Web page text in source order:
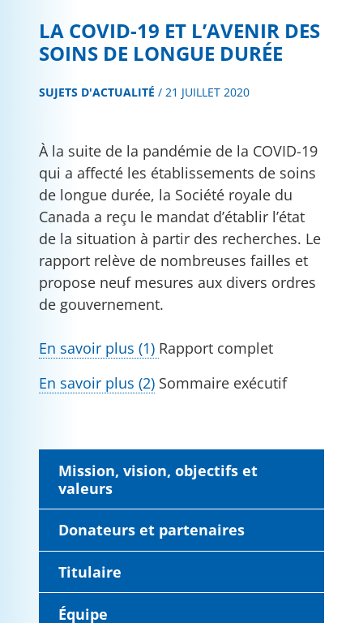
Mission, vision, objectifs et
valeurs
Donateurs et partenaires
Titulaire
Équipe
LA COVID-19 ET L’AVENIR DES
SOINS DE LONGUE DURÉE
SUJETS D'ACTUALITÉ / 21 JUILLET 2020
À la suite de la pandémie de la COVID-19
qui a affecté les établissements de soins
de longue durée, la Société royale du
Canada a reçu le mandat d’établir l’état
de la situation à partir des recherches. Le
rapport relève de nombreuses failles et
propose neuf mesures aux divers ordres
de gouvernement.
En savoir plus (1) Rapport complet
En savoir plus (2) Sommaire exécutif